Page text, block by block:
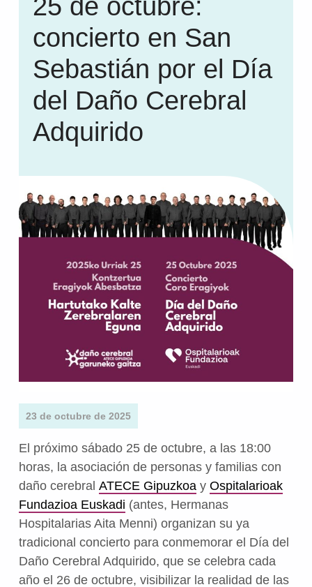
25 de octubre:
concierto en San
Sebastián por el Día
del Daño Cerebral
Adquirido
23 de octubre de 2025
El próximo sábado 25 de octubre, a las 18:00
horas, la asociación de personas y familias con
daño cerebral ATECE Gipuzkoay Ospitalarioak
Fundazioa Euskadi (antes, Hermanas
Hospitalarias Aita Menni) organizan su ya
tradicional concierto para conmemorar el Día del
Daño Cerebral Adquirido, que se celebra cada
año el 26 de octubre, visibilizar la realidad de las